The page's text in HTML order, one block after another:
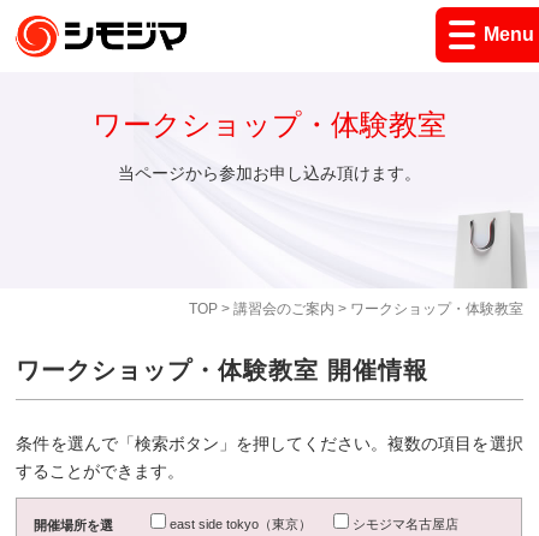
Menu
TOP> 講習会のご案内 > ワークショップ・体験教室
ワークショップ・体験教室
当ページから参加お申し込み頂けます。
ワークショップ・体験教室 開催情報
条件を選んで「検索ボタン」を押してください。複数の項目を選択
することができます。
開催場所を選
east side tokyo（東京）
シモジマ名古屋店